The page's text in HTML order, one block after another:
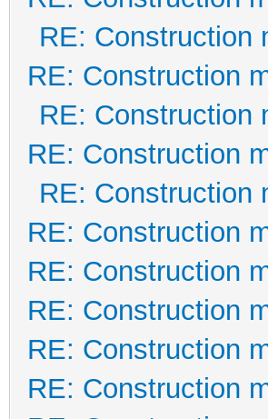
RE: Construction
RE: Construction
RE: Construction
RE: Construction
RE: Construction
RE: Construction
RE: Construction
RE: Construction
RE: Construction
RE: Construction